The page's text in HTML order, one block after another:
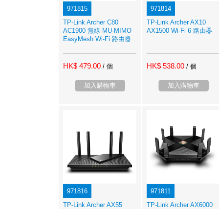
971815
TP-Link Archer C80
AC1900 無線 MU-MIMO
EasyMesh Wi-Fi 路由器
HK$ 479.00 / 個
加入購物車
971814
TP-Link Archer AX10
AX1500 Wi-Fi 6 路由器
HK$ 538.00 / 個
加入購物車
971816
TP-Link Archer AX55
971811
TP-Link Archer AX6000